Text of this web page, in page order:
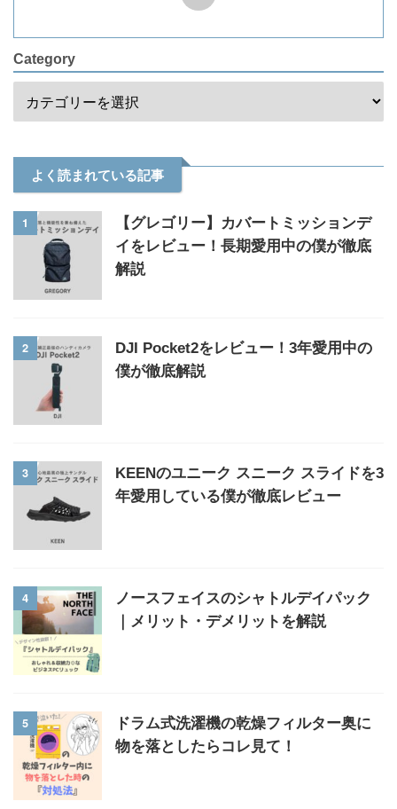
Category
よく読まれている記事
1
【グレゴリー】カバートミッションデ
イをレビュー！長期愛用中の僕が徹底
解説
2
DJI Pocket2をレビュー！3年愛用中の
僕が徹底解説
3
KEENのユニーク スニーク スライドを3
年愛用している僕が徹底レビュー
4
ノースフェイスのシャトルデイパック
｜メリット・デメリットを解説
5
ドラム式洗濯機の乾燥フィルター奥に
物を落としたらコレ見て！